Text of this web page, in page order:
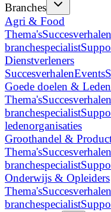
Branches
Agri & Food
Thema'sSuccesverhalen
branchespecialist
Dienstverleners
SuccesverhalenEvents
Goede doelen &
Thema'sSuccesverhalen
branchespecialist
ledenorganisaties
Groothandel &
Thema'sSuccesverhalen
branchespecialist
Onderwijs & Opleiders
Thema'sSuccesverhalen
branchespecialist